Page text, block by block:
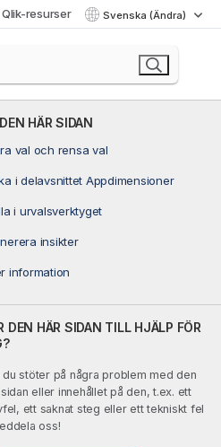
Qlik-resurser Svenska (Ändra)
HÄR SIDAN
val och rensa val
i delavsnittet Appdimensioner
i urvalsverktyget
insikter
information
DEN HÄR SIDAN TILL HJÄLP FÖR
du stöter på några problem med den
eller innehållet på den, t.ex. ett
ett saknat steg eller ett tekniskt fel
oss!